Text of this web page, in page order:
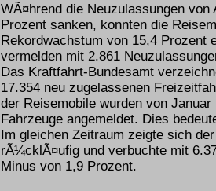
WÃ¤hrend die Neuzulassungen
Prozent sanken, konnten die
Rekordwachstum von 15,4 Prozent
vermelden mit 2.861
Das Kraftfahrt-Bundesamt
17.354 neu zugelassenen
der Reisemobile wurden von
Fahrzeuge angemeldet. Dies
Im gleichen Zeitraum zeigte sich
rÃ¼cklÃ¤ufig und verbuchte mit
Minus von 1,9 Prozent.